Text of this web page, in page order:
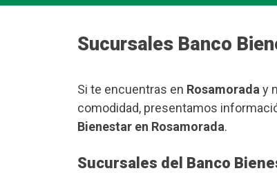
Sucursales Banco
Si te encuentras en Rosamorada y
comodidad, presentamos
Bienestar en Rosamorada.
Sucursales del Banco